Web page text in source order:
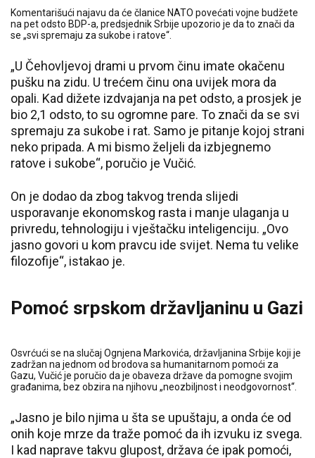
Komentarišući najavu da će članice NATO povećati vojne budžete
na pet odsto BDP-a, predsjednik Srbije upozorio je da to znači da
se „svi spremaju za sukobe i ratove“.
„U Čehovljevoj drami u prvom činu imate okačenu
pušku na zidu. U trećem činu ona uvijek mora da
opali. Kad dižete izdvajanja na pet odsto, a prosjek je
bio 2,1 odsto, to su ogromne pare. To znači da se svi
spremaju za sukobe i rat. Samo je pitanje kojoj strani
neko pripada. A mi bismo željeli da izbjegnemo
ratove i sukobe“, poručio je Vučić.
On je dodao da zbog takvog trenda slijedi
usporavanje ekonomskog rasta i manje ulaganja u
privredu, tehnologiju i vještačku inteligenciju. „Ovo
jasno govori u kom pravcu ide svijet. Nema tu velike
filozofije“, istakao je.
Pomoć srpskom državljaninu u Gazi
Osvrćući se na slučaj Ognjena Markovića, državljanina Srbije koji je
zadržan na jednom od brodova sa humanitarnom pomoći za
Gazu, Vučić je poručio da je obaveza države da pomogne svojim
građanima, bez obzira na njihovu „neozbiljnost i neodgovornost“.
„Jasno je bilo njima u šta se upuštaju, a onda će od
onih koje mrze da traže pomoć da ih izvuku iz svega.
I kad naprave takvu glupost, država će ipak pomoći,